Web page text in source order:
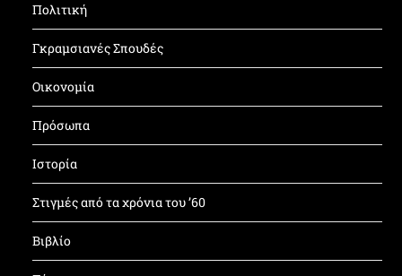
Πολιτική
Γκραμσιανές Σπουδές
Οικονομία
Πρόσωπα
Ιστορία
Στιγμές από τα χρόνια του ’60
Βιβλίο